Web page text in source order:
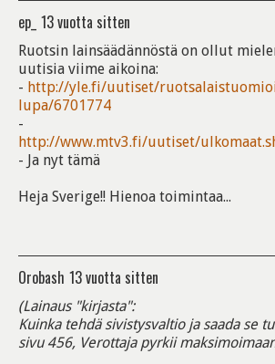
ep_ 13 vuotta sitten
Ruotsin lainsäädännöstä on ollut
uutisia viime aikoina:
- http://yle.fi/uutiset/
lupa/6701774
-
http://www.mtv3.fi/uutiset/
- Ja nyt tämä
Heja Sverige!! Hienoa toimintaa...
Orobash 13 vuotta sitten
(Lainaus "kirjasta":
Kuinka tehdä sivistysvaltio ja saada se
sivu 456, Verottaja pyrkii